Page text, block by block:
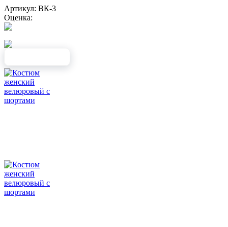
Артикул: ВК-3
Оценка: